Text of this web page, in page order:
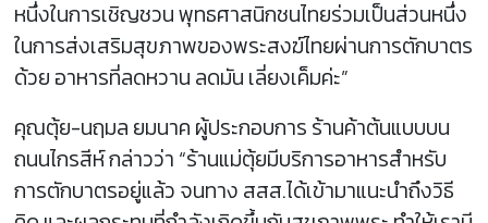
หนึ่งในการเชิญชวน พุทธศาสนิกชนไทยร่วมเป็นส่วนหนึ่ง
ในการส่งเสริมสุขภาพของพระสงฆ์ไทยผ่านการตักบาตร
ด้วย อาหารที่ลดหวาน ลดมัน เลี่ยงเค็มค่ะ”
คุณตุ้ย-นฤมล ยมนาค ผู้ประกอบการ ร้านค้าต้นแบบบน
ถนนไกรสีห์ กล่าวว่า “ร้านแม่ตุ้ยมีบริการอาหารสำหรับ
การตักบาตรอยู่แล้ว จนทาง สสส.ได้เข้ามาแนะนำถึงวิธี